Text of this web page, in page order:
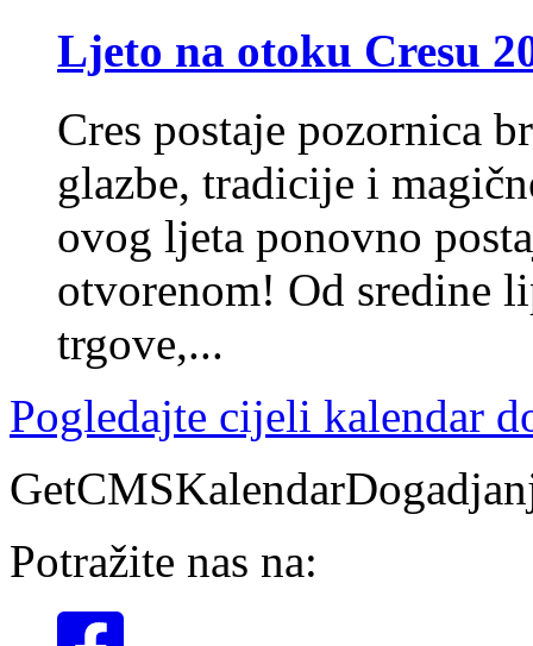
Ljeto na otoku Cresu
Cres postaje pozornica
glazbe, tradicije i
ovog ljeta ponovno
otvorenom! Od sredine
trgove,...
Pogledajte cijeli kalendar
Potražite nas na: